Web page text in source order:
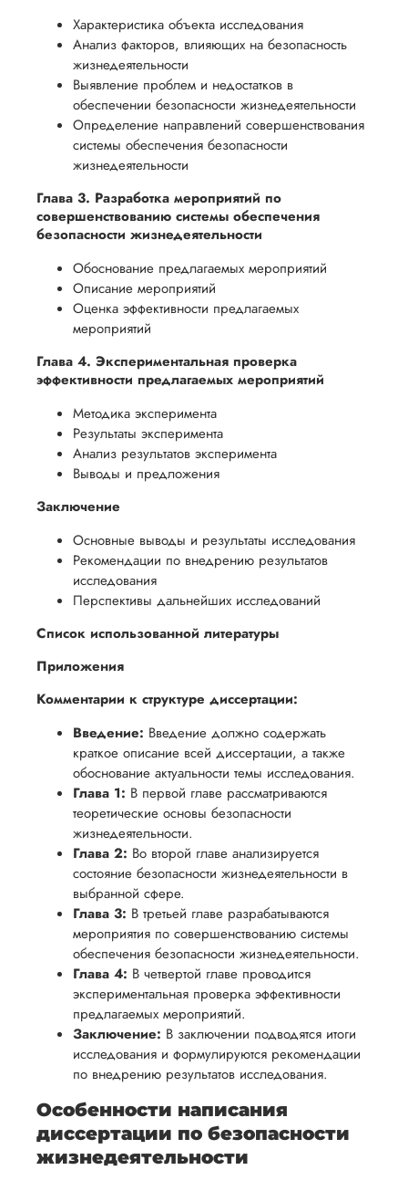
Характеристика объекта исследования
Анализ факторов, влияющих на безопасность
жизнедеятельности
Выявление проблем и недостатков в
обеспечении безопасности жизнедеятельности
Определение направлений совершенствования
системы обеспечения безопасности
жизнедеятельности
Глава 3. Разработка мероприятий по
совершенствованию системы обеспечения
безопасности жизнедеятельности
Обоснование предлагаемых мероприятий
Описание мероприятий
Оценка эффективности предлагаемых
мероприятий
Глава 4. Экспериментальная проверка
эффективности предлагаемых мероприятий
Методика эксперимента
Результаты эксперимента
Анализ результатов эксперимента
Выводы и предложения
Заключение
Основные выводы и результаты исследования
Рекомендации по внедрению результатов
исследования
Перспективы дальнейших исследований
Список использованной литературы
Приложения
Комментарии к структуре диссертации:
Введение: Введение должно содержать
краткое описание всей диссертации, а также
обоснование актуальности темы исследования.
Глава 1: В первой главе рассматриваются
теоретические основы безопасности
жизнедеятельности.
Глава 2: Во второй главе анализируется
состояние безопасности жизнедеятельности в
выбранной сфере.
Глава 3: В третьей главе разрабатываются
мероприятия по совершенствованию системы
обеспечения безопасности жизнедеятельности.
Глава 4: В четвертой главе проводится
экспериментальная проверка эффективности
предлагаемых мероприятий.
Заключение: В заключении подводятся итоги
исследования и формулируются рекомендации
по внедрению результатов исследования.
Особенности написания
диссертации по безопасности
жизнедеятельности